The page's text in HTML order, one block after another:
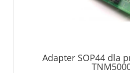
Adapter SOP44 dla